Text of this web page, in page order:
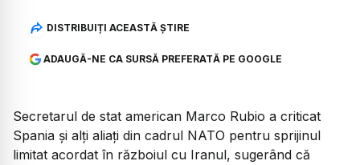
DISTRIBUIȚI ACEASTĂ ȘTIRE
ADAUGĂ-NE CA SURSĂ PREFERATĂ PE GOOGLE
Secretarul de stat american Marco Rubio a criticat
Spania și alți aliați din cadrul NATO pentru sprijinul
limitat acordat în războiul cu Iranul, sugerând că